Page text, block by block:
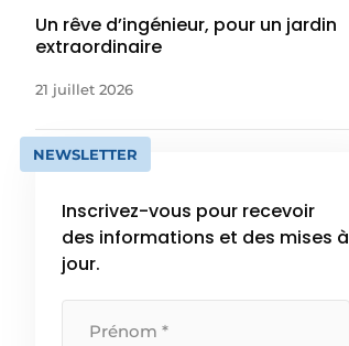
Un rêve d’ingénieur, pour un jardin
extraordinaire
21 juillet 2026
NEWSLETTER
Inscrivez-vous pour recevoir
des informations et des mises à
jour.